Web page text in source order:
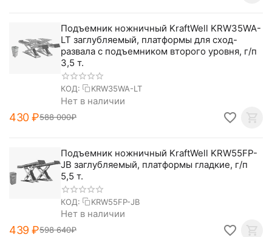
Подъемник ножничный KraftWell KRW35WA-
LT заглубляемый, платформы для сход-
развала с подъемником второго уровня, г/п
3,5 т.
КОД: KRW35WA-LT
Нет в наличии
‍430‍₽588 000₽
Подъемник ножничный KraftWell KRW55FP-
JB заглубляемый, платформы гладкие, г/п
5,5 т.
КОД: KRW55FP-JB
Нет в наличии
‍439‍ ₽598 640₽